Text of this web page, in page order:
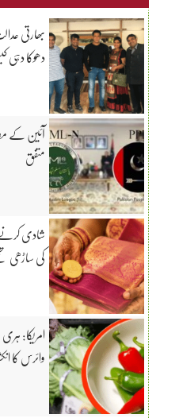
بھارتی
دھوکا
آئین کے
متفق
شادی کرنے
کی ساڑھی
امریکا:
وائرس کا